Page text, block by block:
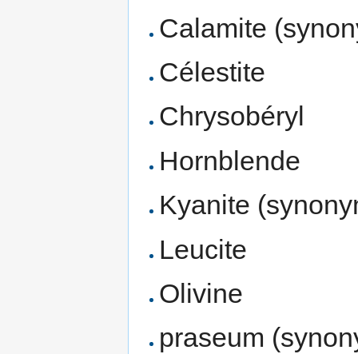
Calamite
Célestite
Chrysobéryl
Hornblende
Kyanite
Leucite
Olivine
praseum